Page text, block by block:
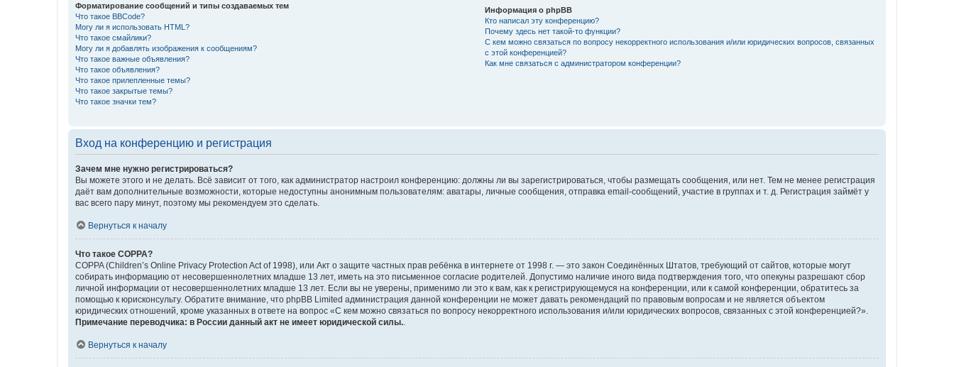
Форматирование сообщений и типы создаваемых тем
Что такое BBCode?
Могу ли я использовать HTML?
Что такое смайлики?
Могу ли я добавлять изображения к сообщениям?
Что такое важные объявления?
Что такое объявления?
Что такое прилепленные темы?
Что такое закрытые темы?
Что такое значки тем?
Информация о phpBB
Кто написал эту конференцию?
Почему здесь нет такой-то функции?
С кем можно связаться по вопросу некорректного использования и/или юридических вопросов, связанных
с этой конференцией?
Как мне связаться с администратором конференции?
Вход на конференцию и регистрация
Зачем мне нужно регистрироваться?
Вы можете этого и не делать. Всё зависит от того, как администратор настроил конференцию: должны ли вы зарегистрироваться, чтобы размещать сообщения, или нет. Тем не менее регистрация
даёт вам дополнительные возможности, которые недоступны анонимным пользователям: аватары, личные сообщения, отправка email-сообщений, участие в группах и т. д. Регистрация займёт у
вас всего пару минут, поэтому мы рекомендуем это сделать.
Вернуться к началу
Что такое COPPA?
COPPA (Children’s Online Privacy Protection Act of 1998), или Акт о защите частных прав ребёнка в интернете от 1998 г. — это закон Соединённых Штатов, требующий от сайтов, которые могут
собирать информацию от несовершеннолетних младше 13 лет, иметь на это письменное согласие родителей. Допустимо наличие иного вида подтверждения того, что опекуны разрешают сбор
личной информации от несовершеннолетних младше 13 лет. Если вы не уверены, применимо ли это к вам, как к регистрирующемуся на конференции, или к самой конференции, обратитесь за
помощью к юрисконсульту. Обратите внимание, что phpBB Limited администрация данной конференции не может давать рекомендаций по правовым вопросам и не является объектом
юридических отношений, кроме указанных в ответе на вопрос «С кем можно связаться по вопросу некорректного использования и/или юридических вопросов, связанных с этой конференцией?».
Примечание переводчика: в России данный акт не имеет юридической силы.
Вернуться к началу